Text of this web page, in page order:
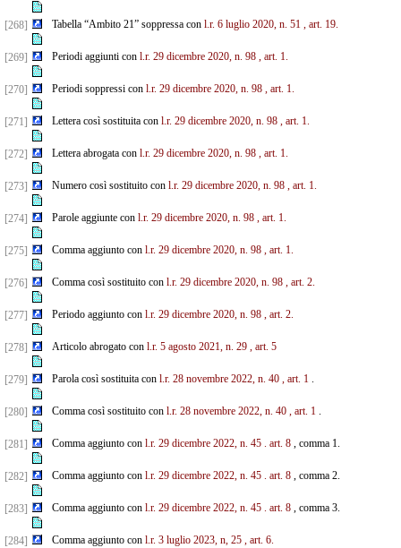
[268] Tabella “Ambito 21” soppressa con l.r. 6 luglio 2020, n. 51 , art. 19.
[269] Periodi aggiunti con l.r. 29 dicembre 2020, n. 98 , art. 1.
[270] Periodi soppressi con l.r. 29 dicembre 2020, n. 98 , art. 1.
[271] Lettera così sostituita con l.r. 29 dicembre 2020, n. 98 , art. 1.
[272] Lettera abrogata con l.r. 29 dicembre 2020, n. 98 , art. 1.
[273] Numero così sostituito con l.r. 29 dicembre 2020, n. 98 , art. 1.
[274] Parole aggiunte con l.r. 29 dicembre 2020, n. 98 , art. 1.
[275] Comma aggiunto con l.r. 29 dicembre 2020, n. 98 , art. 1.
[276] Comma così sostituito con l.r. 29 dicembre 2020, n. 98 , art. 2.
[277] Periodo aggiunto con l.r. 29 dicembre 2020, n. 98 , art. 2.
[278] Articolo abrogato con l.r. 5 agosto 2021, n. 29 , art. 5
[279] Parola così sostituita con l.r. 28 novembre 2022, n. 40 , art. 1.
[280] Comma così sostituito con l.r. 28 novembre 2022, n. 40 , art. 1.
[281] Comma aggiunto con l.r. 29 dicembre 2022, n. 45 . art. 8, comma 1.
[282] Comma aggiunto con l.r. 29 dicembre 2022, n. 45 . art. 8, comma 2.
[283] Comma aggiunto con l.r. 29 dicembre 2022, n. 45 . art. 8, comma 3.
[284] Comma aggiunto con l.r. 3 luglio 2023, n, 25 , art. 6.